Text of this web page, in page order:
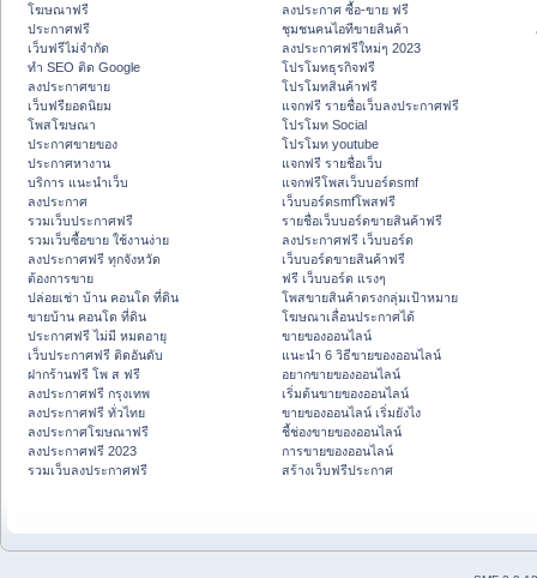
โฆษณาฟรี
ประกาศฟรี
เว็บฟรีไม่จำกัด
ทำ SEO ติด Google
ลงประกาศขาย
เว็บฟรียอดนิยม
โพสโฆษณา
ประกาศขายของ
ประกาศหางาน
บริการ แนะนำเว็บ
ลงประกาศ
รวมเว็บประกาศฟรี
รวมเว็บซื้อขาย ใช้งานง่าย
ลงประกาศฟรี ทุกจังหวัด
ต้องการขาย
ปล่อยเช่า บ้าน คอนโด ที่ดิน
ขายบ้าน คอนโด ที่ดิน
ประกาศฟรี ไม่มี หมดอายุ
เว็บประกาศฟรี ติดอันดับ
ฝากร้านฟรี โพ ส ฟรี
ลงประกาศฟรี กรุงเทพ
ลงประกาศฟรี ทั่วไทย
ลงประกาศโฆษณาฟรี
ลงประกาศฟรี 2023
รวมเว็บลงประกาศฟรี
ลงประกาศ ซื้อ-ขาย ฟรี
ชุมชนคนไอทีขายสินค้า
ลงประกาศฟรีใหม่ๆ 2023
โปรโมทธุรกิจฟรี
โปรโมทสินค้าฟรี
แจกฟรี รายชื่อเว็บลงประกาศฟรี
โปรโมท Social
โปรโมท youtube
แจกฟรี รายชื่อเว็บ
แจกฟรีโพสเว็บบอร์ดsmf
เว็บบอร์ดsmfโพสฟรี
รายชื่อเว็บบอร์ดขายสินค้าฟรี
ลงประกาศฟรี เว็บบอร์ด
เว็บบอร์ดขายสินค้าฟรี
ฟรี เว็บบอร์ด แรงๆ
โพสขายสินค้าตรงกลุ่มเป้าหมาย
โฆษณาเลื่อนประกาศได้
ขายของออนไลน์
แนะนำ 6 วิธีขายของออนไลน์
อยากขายของออนไลน์
เริ่มต้นขายของออนไลน์
ขายของออนไลน์ เริ่มยังไง
ชี้ช่องขายของออนไลน์
การขายของออนไลน์
สร้างเว็บฟรีประกาศ